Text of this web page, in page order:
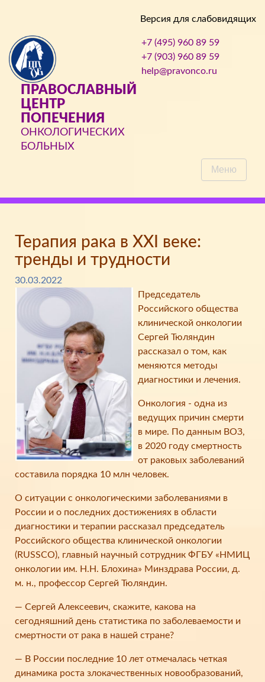
Версия для слабовидящих
ПРАВОСЛАВНЫЙ
ЦЕНТР
ПОПЕЧЕНИЯ
ОНКОЛОГИЧЕСКИХ
БОЛЬНЫХ
+7 (495) 960 89 59
+7 (903) 960 89 59
help@pravonco.ru
Меню
Терапия рака в XXI веке:
тренды и трудности
30.03.2022
Председатель
Российского общества
клинической онкологии
Сергей Тюляндин
рассказал о том, как
меняются методы
диагностики и лечения.
Онкология - одна из
ведущих причин смерти
в мире. По данным ВОЗ,
в 2020 году смертность
от раковых заболеваний
составила порядка 10 млн человек.
О ситуации с онкологическими заболеваниями в
России и о последних достижениях в области
диагностики и терапии рассказал председатель
Российского общества клинической онкологии
(RUSSCO), главный научный сотрудник ФГБУ «НМИЦ
онкологии им. Н.Н. Блохина» Минздрава России, д.
м. н., профессор Сергей Тюляндин.
— Сергей Алексеевич, скажите, какова на
сегодняшний день статистика по заболеваемости и
смертности от рака в нашей стране?
— В России последние 10 лет отмечалась четкая
динамика роста злокачественных новообразований,